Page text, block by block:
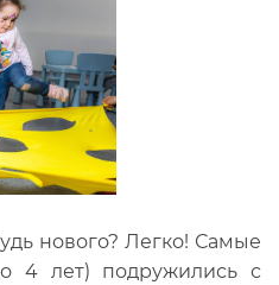
нового? Легко! Самые
4 лет) подружились с